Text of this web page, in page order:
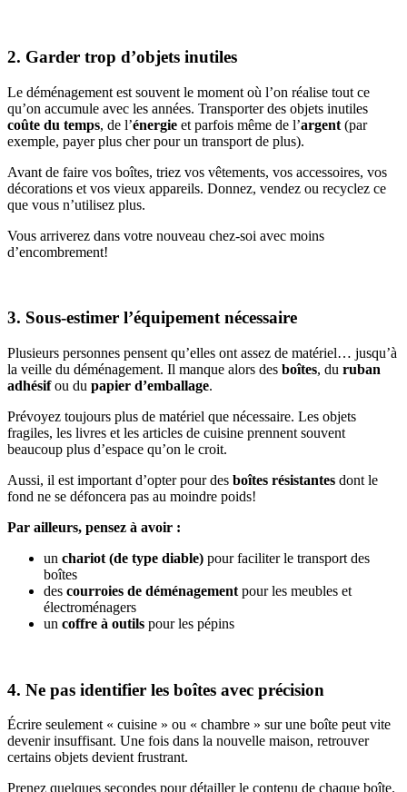
2. Garder trop d’objets inutiles
Le déménagement est souvent le moment où l’on réalise tout ce
qu’on accumule avec les années. Transporter des objets inutiles
coûte du temps, de l’énergie et parfois même de l’argent (par
exemple, payer plus cher pour un transport de plus).
Avant de faire vos boîtes, triez vos vêtements, vos accessoires, vos
décorations et vos vieux appareils. Donnez, vendez ou recyclez ce
que vous n’utilisez plus.
Vous arriverez dans votre nouveau chez-soi avec moins
d’encombrement!
3. Sous-estimer l’équipement nécessaire
Plusieurs personnes pensent qu’elles ont assez de matériel… jusqu’à
la veille du déménagement. Il manque alors des boîtes, du ruban
adhésifou du papier d’emballage.
Prévoyez toujours plus de matériel que nécessaire. Les objets
fragiles, les livres et les articles de cuisine prennent souvent
beaucoup plus d’espace qu’on le croit.
Aussi, il est important d’opter pour des boîtes résistantes dont le
fond ne se défoncera pas au moindre poids!
Par ailleurs, pensez à avoir :
un chariot (de type diable) pour faciliter le transport des
boîtes
des courroies de déménagement pour les meubles et
électroménagers
un coffre à outils pour les pépins
4. Ne pas identifier les boîtes avec précision
Écrire seulement « cuisine » ou « chambre » sur une boîte peut vite
devenir insuffisant. Une fois dans la nouvelle maison, retrouver
certains objets devient frustrant.
Prenez quelques secondes pour détailler le contenu de chaque boîte.